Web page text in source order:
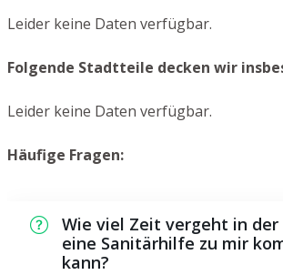
Leider keine Daten verfügbar.
Folgende Stadtteile decken wir
Leider keine Daten verfügbar.
Häufige Fragen:
Wie viel Zeit vergeht in der
eine Sanitärhilfe zu mir
kann?